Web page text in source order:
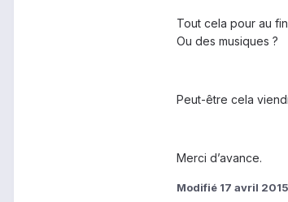
Tout cela pour au
Ou des musiques ?
Peut-être cela
Merci d’avance.
Modifié 17 avril 2015